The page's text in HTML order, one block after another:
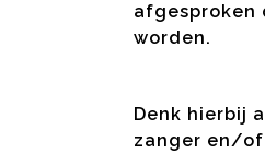
afgesproken
worden.
Denk hierbij
zanger en/of